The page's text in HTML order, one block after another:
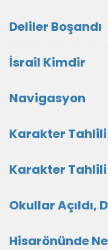
Deliler Boşandı
İsrail Kimdir
Navigasyon
Karakter Tahlili
Karakter Tahlili
Okullar Açıldı,
Hisarönünde